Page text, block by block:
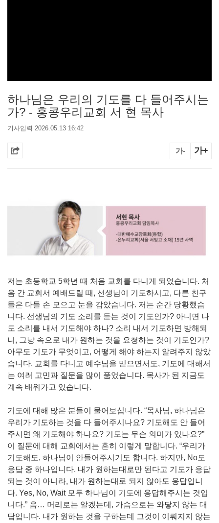
하나님은 우리의 기도를 다 들어주시는
가? - 홍콩우리교회 서 현 목사
기사입력 2026.05.13 16:42
가- 가+
저는 초등학교 5학년 때 처음 교회를 다니게 되었습니다. 처
음 간 교회서 예배드릴 때, 선생님이 기도하시고, 다른 친구
들은 다들 손 모으고 눈을 감았습니다. 저는 순간 당황했습
니다. 선생님의 기도 소리를 듣는 것이 기도인가? 아니면 나
도 소리를 내서 기도해야 하나? 소리 내서 기도하면 방해되
니, 그냥 속으로 내가 원하는 것을 요청하는 것이 기도인가?
아무도 기도가 무엇이고, 어떻게 해야 하는지 알려주지 않았
습니다. 교회를 다니고 예수님을 믿으면서도, 기도에 대해서
는 여러 고민과 질문을 많이 품었습니다. 목사가 된 지금도
계속 배워가고 있습니다.
기도에 대해 많은 분들이 물어보십니다. “목사님, 하나님은
우리가 기도하는 것을 다 들어주시나요? 기도해도 안 들어
주시면 왜 기도해야 하나요? 기도는 무슨 의미가 있나요?”
이 질문에 대해 교회에서는 흔히 이렇게 말합니다. “우리가
기도해도, 하나님이 안들어주시기도 합니다. 하지만, No도
응답 중 하나입니다. 내가 원하는대로만 된다고 기도가 응답
되는 것이 아니라, 내가 원하는대로 되지 않아도 응답입니
다. Yes, No, Wait 모두 하나님이 기도에 응답해주시는 것입
니다.” 음… 머리로는 알겠는데, 가슴으로는 와닿지 않는 대
답입니다. 내가 원하는 것을 구하는데 그것이 이뤄지지 않는